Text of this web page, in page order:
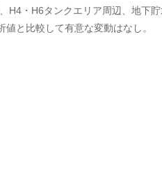
H4・H6タンクエリア周辺、地下
と比較して有意な変動はなし。